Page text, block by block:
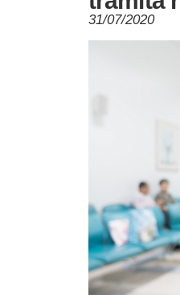
31/07/2020